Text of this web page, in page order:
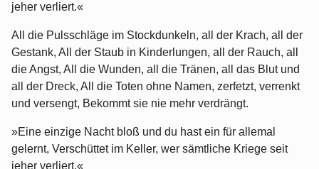
jeher verliert.«
All die Pulsschläge im Stockdunkeln, all der Krach, all der
Gestank, All der Staub in Kinderlungen, all der Rauch, all
die Angst, All die Wunden, all die Tränen, all das Blut und
all der Dreck, All die Toten ohne Namen, zerfetzt, verrenkt
und versengt, Bekommt sie nie mehr verdrängt.
»Eine einzige Nacht bloß und du hast ein für allemal
gelernt, Verschüttet im Keller, wer sämtliche Kriege seit
jeher verliert.«